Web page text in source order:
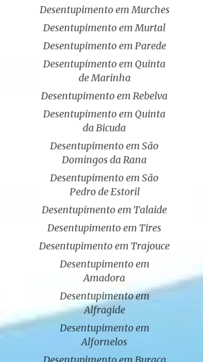
Desentupimento em Murches
Desentupimento em Murtal
Desentupimento em Parede
Desentupimento em Quinta
de Marinha
Desentupimento em Rebelva
Desentupimento em Quinta
da Bicuda
Desentupimento em São
Domingos da Rana
Desentupimento em São
Pedro de Estoril
Desentupimento em Talaide
Desentupimento em Tires
Desentupimento em Trajouce
Desentupimento em
Amadora
Desentupimento em
Alfragide
Desentupimento em
Alfornelos